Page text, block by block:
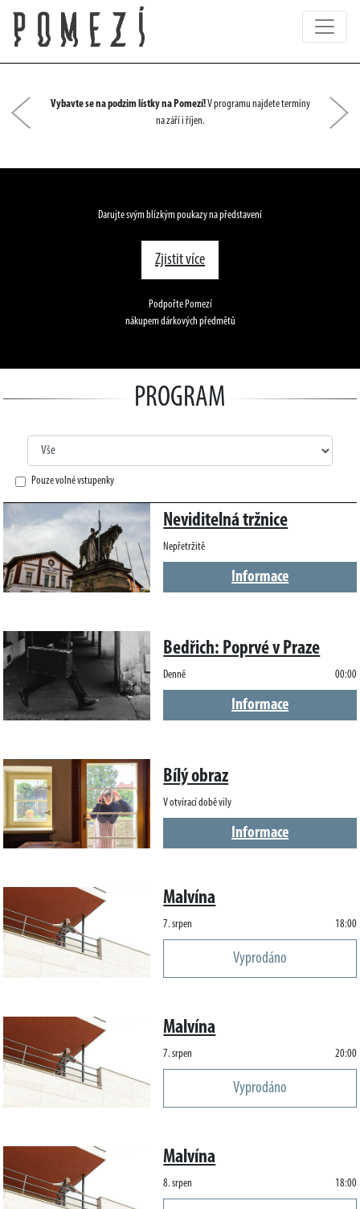
Předchozí
Vybavte se na podzim lístky na Pomezí!V programu najdete termíny
na září i říjen.
Darujte svým blízkým poukazy na představení
Zjistit více
Podpořte Pomezí
nákupem dárkových předmětů
PROGRAM
Pouze volné vstupenky
Neviditelná tržnice
Nepřetržitě
Informace
Bedřich: Poprvé v Praze
Denně 00:00
Informace
Bílý obraz
V otvírací době vily
Informace
Malvína
7. srpen 18:00
Vyprodáno
Malvína
7. srpen 20:00
Vyprodáno
Malvína
8. srpen 18:00